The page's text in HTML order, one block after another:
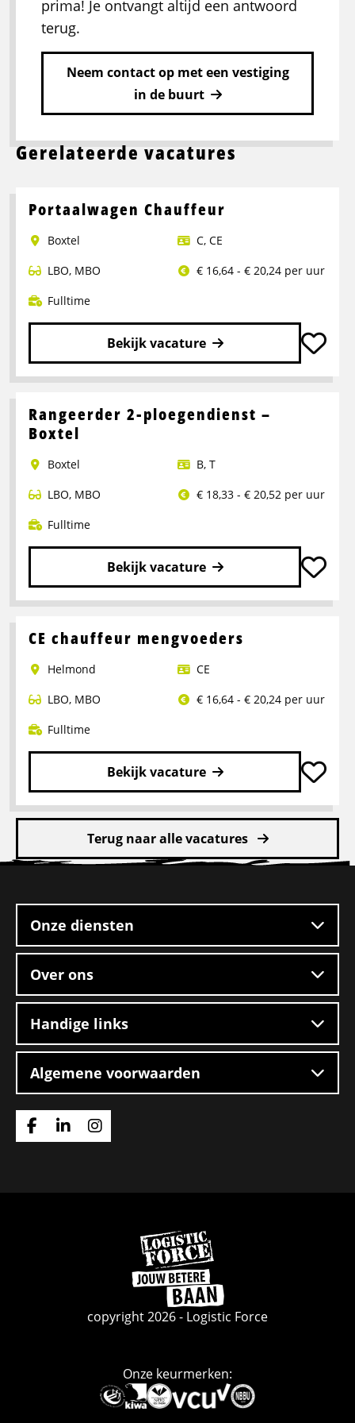
prima! Je ontvangt altijd een antwoord
terug.
Neem contact op met een vestiging
in de buurt
Gerelateerde vacatures
Portaalwagen Chauffeur
Boxtel C, CE
LBO, MBO
€ 16,64 - € 20,24 per uur
Fulltime
Bekijk vacature
Lees
over
Portaalwagen
Rangeerder 2-ploegendienst –
Boxtel
Boxtel B, T
LBO, MBO
€ 18,33 - € 20,52 per uur
Fulltime
Bekijk vacature
Lees
over
2-
ploegendienst
Boxtel
CE chauffeur mengvoeders
Helmond
CE
LBO, MBO
€ 16,64 - € 20,24 per uur
Fulltime
Bekijk vacature
Lees
meer
CE
Terug naar alle vacatures
footer
Onze diensten
Over ons
Handige links
Algemene voorwaarden
Ga
Ga
Ga
Ga
naar
de
homepage
copyright 2026 - Logistic Force
Onze keurmerken:
Deze
link